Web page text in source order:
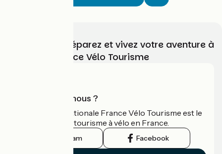
Choisissez, préparez et vivez votre aventure à
vélo avec France Vélo Tourisme
Qui sommes-nous ?
L'association nationale France Vélo Tourisme est le
guide officiel du tourisme à vélo en France.
Instagram Facebook